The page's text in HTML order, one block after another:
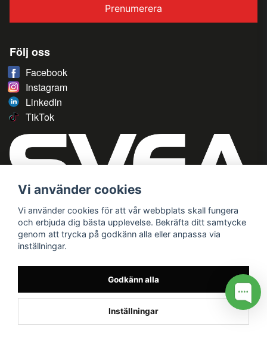
Prenumerera
Följ oss
Facebook
Instagram
LinkedIn
TikTok
Vi använder cookies
Vi använder cookies för att vår webbplats skall fungera
och erbjuda dig bästa upplevelse. Bekräfta ditt samtycke
genom att trycka på godkänn alla eller anpassa via
inställningar.
Godkänn alla
Inställningar